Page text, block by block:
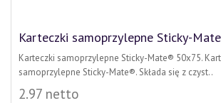
Karteczki samoprzylepne Sticky-
Karteczki samoprzylepne Sticky-Mate® 50x75.
samoprzylepne Sticky-Mate®. Składa się z czyst..
2.97 netto